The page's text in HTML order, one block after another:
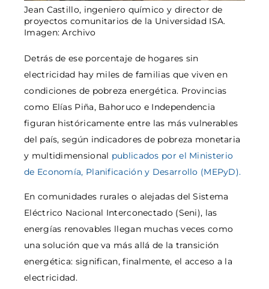
Jean Castillo, ingeniero químico y director de
proyectos comunitarios de la Universidad ISA.
Imagen: Archivo
Detrás de ese porcentaje de hogares sin
electricidad hay miles de familias que viven en
condiciones de pobreza energética. Provincias
como Elías Piña, Bahoruco e Independencia
figuran históricamente entre las más vulnerables
del país, según indicadores de pobreza monetaria
y multidimensional publicados por el Ministerio
de Economía, Planificación y Desarrollo (MEPyD).
En comunidades rurales o alejadas del Sistema
Eléctrico Nacional Interconectado (Seni), las
energías renovables llegan muchas veces como
una solución que va más allá de la transición
energética: significan, finalmente, el acceso a la
electricidad.